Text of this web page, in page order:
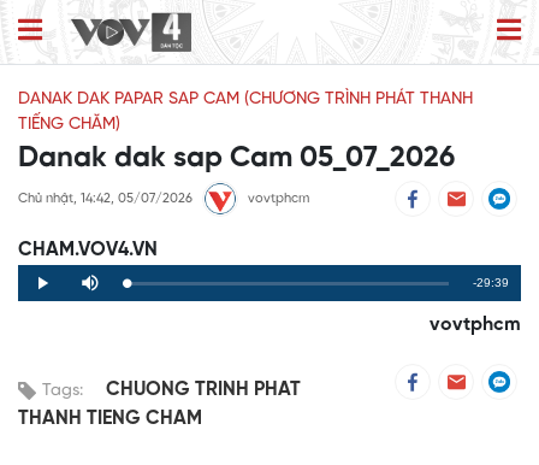
DANAK DAK PAPAR SAP CAM (CHƯƠNG TRÌNH PHÁT THANH
TIẾNG CHĂM)
Danak dak sap Cam 05_07_2026
Chủ nhật, 14:42, 05/07/2026 vovtphcm
CHAM.VOV4.VN
Play Mute Loaded:
0%
Progress:
0%
Remaining
Time
-29:39
vovtphcm
Tags:
CHUONG TRINH PHAT
THANH TIENG CHAM